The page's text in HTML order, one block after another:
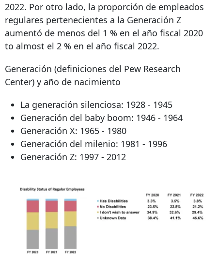
2022. Por otro lado, la proporción de empleados
regulares pertenecientes a la Generación Z
aumentó de menos del 1 % en el año fiscal 2020
to almost el 2 % en el año fiscal 2022.
Generación (definiciones del Pew Research
Center) y año de nacimiento
La generación silenciosa: 1928 - 1945
Generación del baby boom: 1946 - 1964
Generación X: 1965 - 1980
Generación del milenio: 1981 - 1996
Generación Z: 1997 - 2012